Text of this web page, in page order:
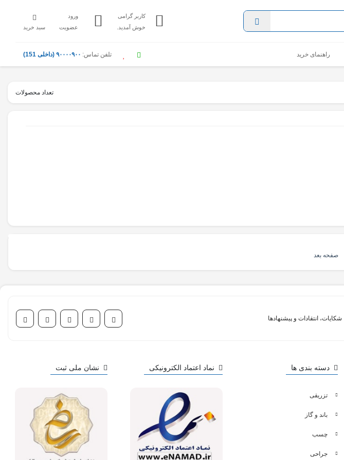
کاربر گرامی
خوش آمدید.
ورود
عضویت
سبد خرید
راهنمای خرید تلفن تماس: ۹۰۰۰۰۹۰۰ (داخلی 151)
تعداد محصولات
صفحه بعد
شکایات، انتقادات و پیشنهادها
دسته بندی ها
تزریقی
باند و گاز
چسب
جراحی
نماد اعتماد الکترونیکی نشان ملی ثبت